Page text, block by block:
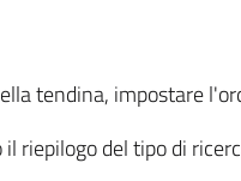
tendina, impostare
il riepilogo del tipo di